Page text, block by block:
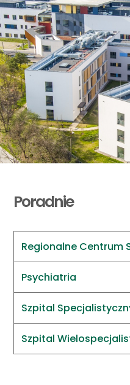
Poradnie
Regionalne Centrum
Psychiatria
Szpital
Szpital